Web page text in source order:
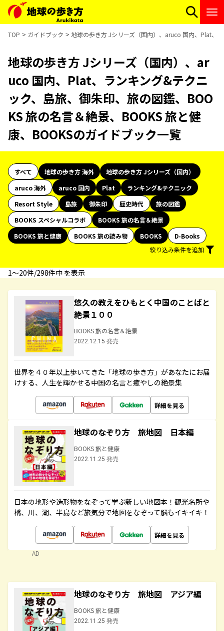
TOP ガイドブック 地球の歩き方 Jシリーズ（国内）、aruco 国内、Plat、
地球の歩き方 Jシリーズ（国内）、ar
uco 国内、Plat、ランキング&テクニ
ック、島旅、御朱印、旅の図鑑、BOO
KS 旅の名言＆絶景、BOOKS 旅と健
康、BOOKSのガイドブック一覧
すべて 地球の歩き方 海外
地球の歩き方 Jシリーズ（国内）
aruco 海外
aruco 国内 Plat
ランキング&テクニック
Resort Style
島旅 御朱印 歴史時代
旅の図鑑
BOOKS スペシャルコラボ
BOOKS 旅の名言＆絶景
BOOKS 旅と健康
BOOKS 旅の読み物 BOOKS
D-Books
絞り込み条件を追加
1〜20件/298件中 を表示
悠久の教えをひもとく中国のことばと
絶景１００
BOOKS 旅の名言＆絶景
2022.12.15 発売
世界を４０年以上歩いてきた「地球の歩き方」があなたにお届
けする、人生を輝かせる中国の名言と癒やしの絶景集
詳細を見る
地球のなぞり方 旅地図 日本編
BOOKS 旅と健康
2022.11.25 発売
日本の地形や造形物をなぞって学ぶ新しい地図本！観光名所や
橋、川、湖、半島など旅気分で地図をなぞって脳もイキイキ！
詳細を見る
AD
地球のなぞり方 旅地図 アジア編
BOOKS 旅と健康
2022.11.25 発売